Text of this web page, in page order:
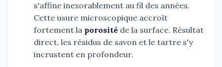
s'affine inexorablement au fil des années.
Cette usure microscopique accroît
fortement la porosité de la surface. Résultat
direct, les résidus de savon et le tartre s'y
incrustent en profondeur.